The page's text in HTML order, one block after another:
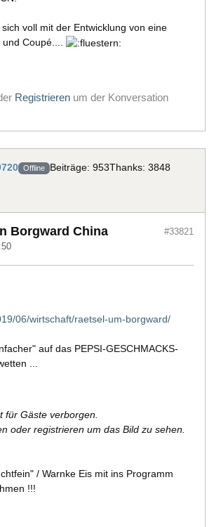
voll mit der Entwicklung von eine
Coupé....
Registrieren um der Konversation
Offline Beiträge: 953Thanks: 3848
Borgward China #33821
06/wirtschaft/raetsel-um-borgward/
auf das PEPSI-GESCHMACKS-
...
für Gäste verborgen.
oder registrieren um das Bild zu sehen.
/ Warnke Eis mit ins Programm
!!!